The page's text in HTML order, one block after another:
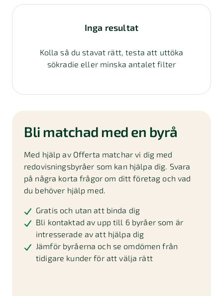
Inga resultat
Kolla så du stavat rätt, testa att uttöka
sökradie eller minska antalet filter
Bli matchad med en byrå
Med hjälp av Offerta matchar vi dig med
redovisningsbyråer som kan hjälpa dig. Svara
på några korta frågor om ditt företag och vad
du behöver hjälp med.
Gratis och utan att binda dig
Bli kontaktad av upp till 6 byråer som är
intresserade av att hjälpa dig
Jämför byråerna och se omdömen från
tidigare kunder för att välja rätt